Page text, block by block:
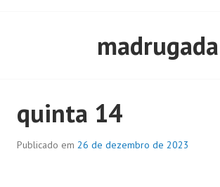
madrugada
quinta 14
Publicado em 26 de dezembro de 2023